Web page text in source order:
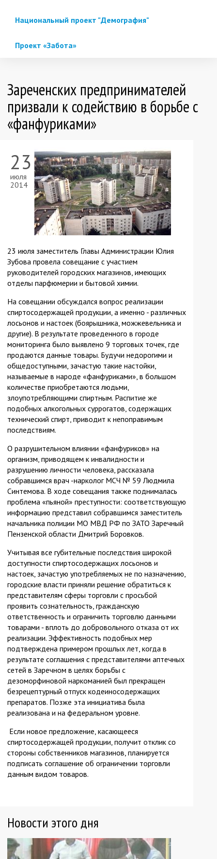
Национальный проект "Демография"
Проект «Забота»
Зареченских предпринимателей
призвали к содействию в борьбе с
«фанфуриками»
23
июля
2014
23 июля заместитель Главы Администрации Юлия
Зубова провела совещание с участием
руководителей городских магазинов, имеющих
отделы парфюмерии и бытовой химии.
На совещании обсуждался вопрос реализации
спиртосодержащей продукции, а именно - различных
лосьонов и настоек (боярышника, можжевельника и
другие). В результате проведенного в городе
мониторинга было выявлено 9 торговых точек, где
продаются данные товары. Будучи недорогими и
общедоступными, зачастую такие настойки,
называемые в народе «фанфуриками», в большом
количестве приобретаются людьми,
злоупотребляющими спиртным. Распитие же
подобных алкогольных суррогатов, содержащих
технический спирт, приводит к непоправимым
последствиям.
О разрушительном влиянии «фанфуриков» на
организм, приводящем к инвалидности и
разрушению личности человека, рассказала
собравшимся врач -нарколог МСЧ № 59 Людмила
Синтемова. В ходе совещания также поднималась
проблема «пьяной» преступности: соответствующую
информацию представил собравшимся заместитель
начальника полиции МО МВД РФ по ЗАТО Заречный
Пензенской области Дмитрий Боровков.
Учитывая все губительные последствия широкой
доступности спиртосодержащих лосьонов и
настоек, зачастую употребляемых не по назначению,
городские власти приняли решение обратиться к
представителям сферы торговли с просьбой
проявить сознательность, гражданскую
ответственность и ограничить торговлю данными
товарами - вплоть до добровольного отказа от их
реализации. Эффективность подобных мер
подтверждена примером прошлых лет, когда в
результате соглашения с представителями аптечных
сетей в Заречном в целях борьбы с
дезоморфиновой наркоманией был прекращен
безрецептурный отпуск кодеиносодержащих
препаратов. Позже эта инициатива была
реализована и на федеральном уровне.
Если новое предложение, касающееся
спиртосодержащей продукции, получит отклик со
стороны собственников магазинов, планируется
подписать соглашение об ограничении торговли
данным видом товаров.
Новости этого дня